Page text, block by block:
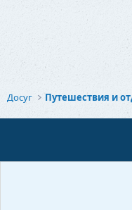
Досуг